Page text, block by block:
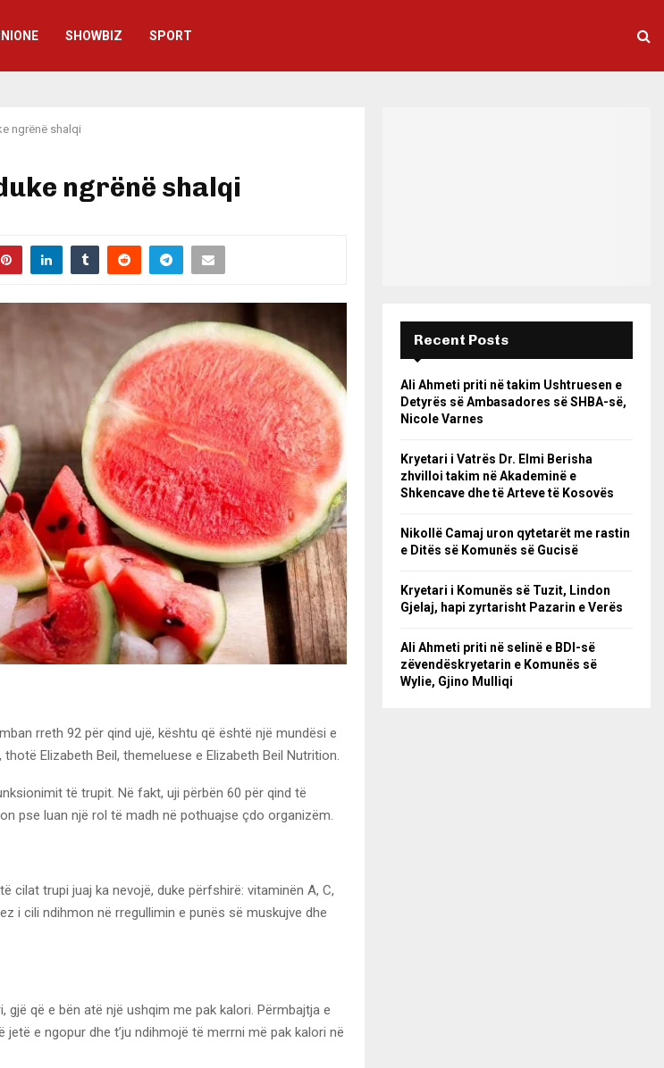
SHOWBIZ SPORT
ngrënë shalqi
ngrënë shalqi
rreth 92 për qind ujë, kështu që është një mundësi e
Elizabeth Beil, themeluese e Elizabeth Beil Nutrition.
të trupit. Në fakt, uji përbën 60 për qind të
pse luan një rol të madh në pothuajse çdo organizëm.
cilat trupi juaj ka nevojë, duke përfshirë: vitaminën A, C,
i cili ndihmon në rregullimin e punës së muskujve dhe
gjë që e bën atë një ushqim me pak kalori. Përmbajtja e
e ngopur dhe t’ju ndihmojë të merrni më pak kalori në
Recent Posts
Ali Ahmeti priti në takim Ushtruesen e
Detyrës së Ambasadores së SHBA-së,
Nicole Varnes
Kryetari i Vatrës Dr. Elmi Berisha
zhvilloi takim në Akademinë e
Shkencave dhe të Arteve të Kosovës
Nikollë Camaj uron qytetarët me rastin
e Ditës së Komunës së Gucisë
Kryetari i Komunës së Tuzit, Lindon
Gjelaj, hapi zyrtarisht Pazarin e Verës
Ali Ahmeti priti në selinë e BDI-së
zëvendëskryetarin e Komunës së
Wylie, Gjino Mulliqi